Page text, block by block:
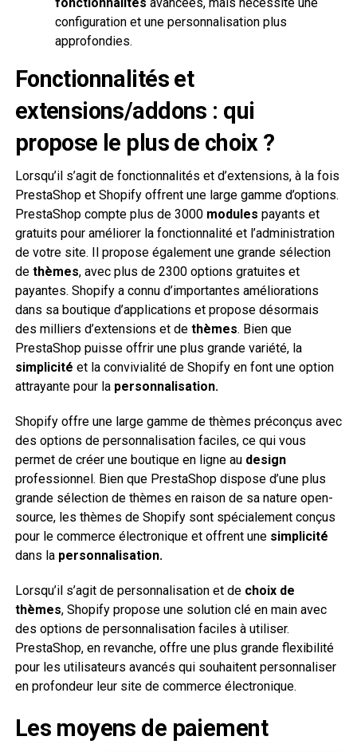
configuration et une personnalisation plus
approfondies.
Fonctionnalités et
extensions/addons : qui
propose le plus de choix ?
Lorsqu’il s’agit de fonctionnalités et d’extensions, à la fois
PrestaShop et Shopify offrent une large gamme d’options.
PrestaShop compte plus de 3000 modules payants et
gratuits pour améliorer la fonctionnalité et l’administration
de votre site. Il propose également une grande sélection
de thèmes, avec plus de 2300 options gratuites et
payantes. Shopify a connu d’importantes améliorations
dans sa boutique d’applications et propose désormais
des milliers d’extensions et de thèmes. Bien que
PrestaShop puisse offrir une plus grande variété, la
simplicité et la convivialité de Shopify en font une option
attrayante pour la personnalisation.
Shopify offre une large gamme de thèmes préconçus avec
des options de personnalisation faciles, ce qui vous
permet de créer une boutique en ligne au design
professionnel. Bien que PrestaShop dispose d’une plus
grande sélection de thèmes en raison de sa nature open-
source, les thèmes de Shopify sont spécialement conçus
pour le commerce électronique et offrent une simplicité
dans la personnalisation.
Lorsqu’il s’agit de personnalisation et de choix de
thèmes, Shopify propose une solution clé en main avec
des options de personnalisation faciles à utiliser.
PrestaShop, en revanche, offre une plus grande flexibilité
pour les utilisateurs avancés qui souhaitent personnaliser
en profondeur leur site de commerce électronique.
Les moyens de paiement